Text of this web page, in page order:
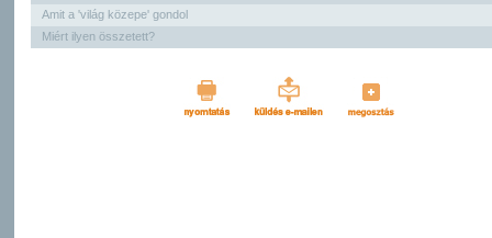
Amit a 'világ közepe' gondol
Miért ilyen összetett?